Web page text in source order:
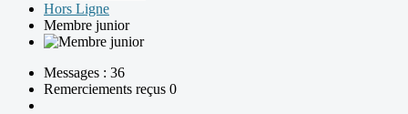
Hors Ligne
Membre junior
Messages : 36
Remerciements reçus 0